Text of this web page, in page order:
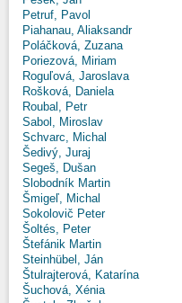
Petruf, Pavol
Piahanau, Aliaksandr
Poláčková, Zuzana
Poriezová, Miriam
Roguľová, Jaroslava
Rošková, Daniela
Roubal, Petr
Sabol, Miroslav
Schvarc, Michal
Šedivý, Juraj
Segeš, Dušan
Slobodník Martin
Šmigeľ, Michal
Sokolovič Peter
Šoltés, Peter
Štefánik Martin
Steinhübel, Ján
Štulrajterová, Katarína
Šuchová, Xénia